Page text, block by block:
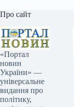
Про сайт
«Портал
новин
України» —
універсальне
видання про
політику,